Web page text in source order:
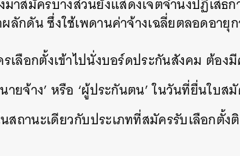
าสมัครบางส่วนยังแสดงเจตจำนงปฏิเสธก
กดัน ซึ่งใช้เพดานค่าจ้างเฉลี่ยตลอดอายุ
เลือกตั้งเข้าไปนั่งบอร์ดประกันสังคม ต้อ
ายจ้าง’ หรือ ‘ผู้ประกันตน’ ในวันที่ยื่นใบส
สถานะเดียวกับประเภทที่สมัครรับเลือกตั้
SHARE TWEET LINE EMAIL